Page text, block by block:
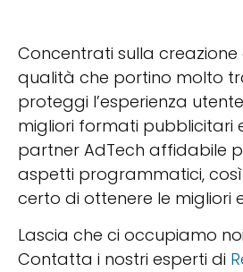
Concentrati sulla
qualità che portino molto
proteggi l’esperienza
migliori formati pubblicitari
partner AdTech affidabile
aspetti programmatici,
certo di ottenere le migliori
Lascia che ci occupiamo
Contatta i nostri esperti di